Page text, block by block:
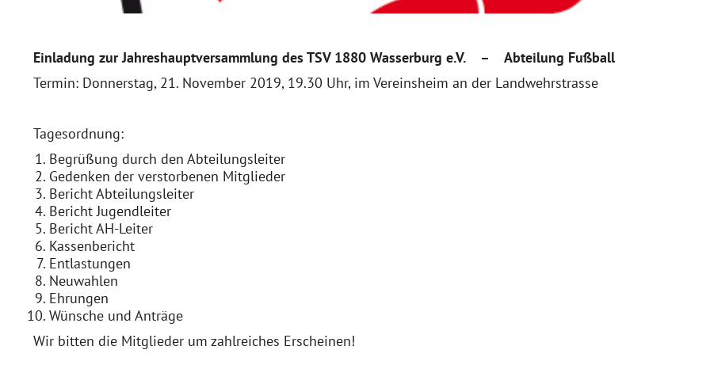
Einladung zur Jahreshauptversammlung des TSV 1880 Wasserburg e.V. – Abteilung Fußball
Termin: Donnerstag, 21. November 2019, 19.30 Uhr, im Vereinsheim an der Landwehrstrasse
Tagesordnung:
Begrüßung durch den Abteilungsleiter
Gedenken der verstorbenen Mitglieder
Bericht Abteilungsleiter
Bericht Jugendleiter
Bericht AH-Leiter
Kassenbericht
Entlastungen
Neuwahlen
Ehrungen
Wünsche und Anträge
Wir bitten die Mitglieder um zahlreiches Erscheinen!